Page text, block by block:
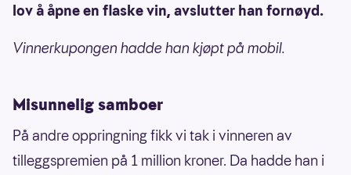
lov å åpne en flaske vin, avslutter han fornøyd.
Vinnerkupongen hadde han kjøpt på mobil.
Misunnelig samboer
På andre oppringning fikk vi tak i vinneren av
tilleggspremien på 1 million kroner. Da hadde han i